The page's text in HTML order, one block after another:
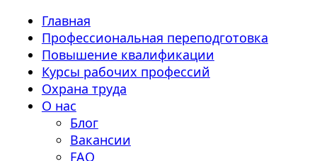
Главная
Профессиональная переподготовка
Повышение квалификации
Курсы рабочих профессий
Охрана труда
О нас
Блог
Вакансии
FAQ